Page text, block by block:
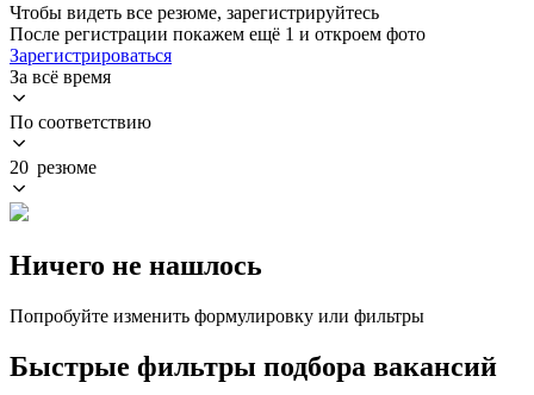
Чтобы видеть все резюме, зарегистрируйтесь
После регистрации покажем ещё 1 и откроем фото
Зарегистрироваться
За всё время
По соответствию
20 резюме
Ничего не нашлось
Попробуйте изменить формулировку или фильтры
Быстрые фильтры подбора вакансий